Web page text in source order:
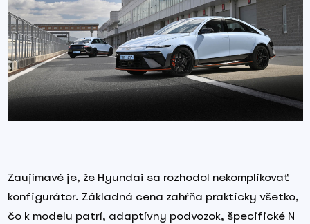
Zaujímavé je, že Hyundai sa rozhodol nekomplikovať
konfigurátor. Základná cena zahŕňa prakticky všetko,
čo k modelu patrí, adaptívny podvozok, špecifické N